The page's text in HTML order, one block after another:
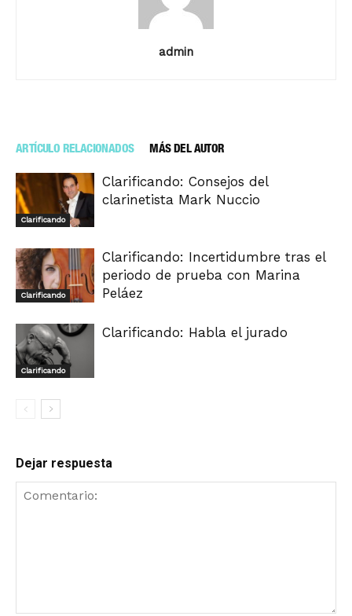
admin
ARTÍCULO RELACIONADOS MÁS DEL AUTOR
Clarificando
Clarificando: Consejos del
clarinetista Mark Nuccio
Clarificando
Clarificando: Incertidumbre tras el
periodo de prueba con Marina
Peláez
Clarificando
Clarificando: Habla el jurado
Dejar respuesta